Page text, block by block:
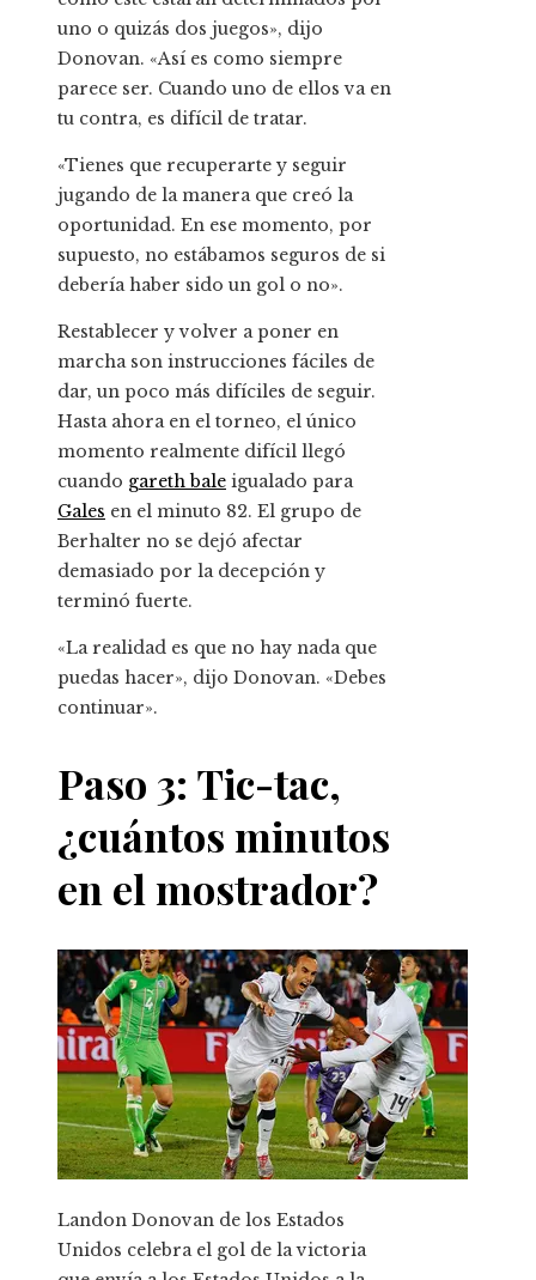
uno o quizás dos juegos», dijo
Donovan. «Así es como siempre
parece ser. Cuando uno de ellos va en
tu contra, es difícil de tratar.
«Tienes que recuperarte y seguir
jugando de la manera que creó la
oportunidad. En ese momento, por
supuesto, no estábamos seguros de si
debería haber sido un gol o no».
Restablecer y volver a poner en
marcha son instrucciones fáciles de
dar, un poco más difíciles de seguir.
Hasta ahora en el torneo, el único
momento realmente difícil llegó
cuando gareth bale igualado para
Gales en el minuto 82. El grupo de
Berhalter no se dejó afectar
demasiado por la decepción y
terminó fuerte.
«La realidad es que no hay nada que
puedas hacer», dijo Donovan. «Debes
continuar».
Paso 3: Tic-tac,
¿cuántos minutos
en el mostrador?
Landon Donovan de los Estados
Unidos celebra el gol de la victoria